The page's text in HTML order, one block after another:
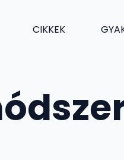
CIKKEK